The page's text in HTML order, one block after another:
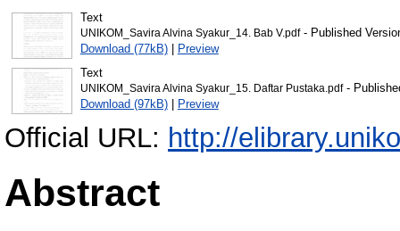
Text
UNIKOM_Savira Alvina Syakur_14. Bab V.pdf- Published
Download (77kB)| Preview
Text
UNIKOM_Savira Alvina Syakur_15. Daftar Pustaka.pdf-
Download (97kB)| Preview
Official URL: http://
Abstract